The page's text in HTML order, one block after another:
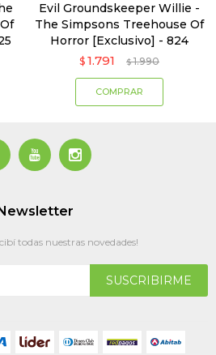
Evil Groundskeeper Willie -
The Simpsons Treehouse Of
Horror [Exclusivo] - 824
$ 1.791 $ 1.990
 
todas nuestras novedades!
SUSCRIBIRME